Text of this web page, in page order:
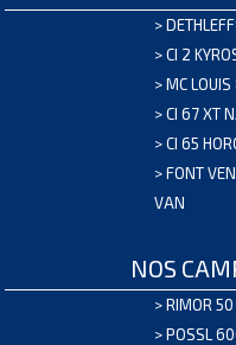
>
>CI 2
>MC
>CI 67 XT
>CI 65
>FONT
VAN
NOS
>RIMOR 50
>POSSL